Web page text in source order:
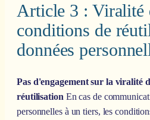
Article 3 : Viralité
conditions de
données
Pas d'engagement sur la viralité
réutilisation En cas de
personnelles à un tiers, les